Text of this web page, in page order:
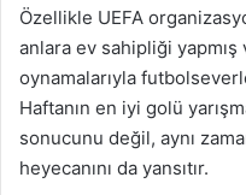
Özellikle UEFA
anlara ev sahipliği
oynamalarıyla
Haftanın en iyi golü
sonucunu değil, aynı
heyecanını da yansıtır.